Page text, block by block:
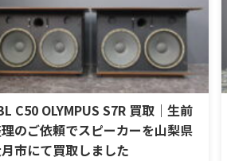
、価値を分かるところに見てほし
」とご相談いただいたものです。
MC252は、250W×2chの出力
備えた2チャンネルパワーアンプで、
らしいブルーのパワーメーター、ガ
フロントパネル、Autoformer、
Guard、Sentry Monitorなどを備
モデルです。査定では、左右チャン
C50 OLYMPUS S7R 買取｜生前
のご依頼でスピーカーを山梨県
市にて買取しました